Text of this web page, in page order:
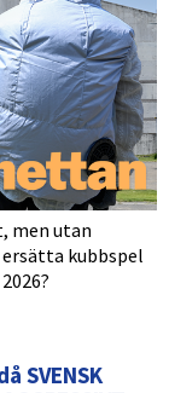
men utan
kubbspel
SVENSK